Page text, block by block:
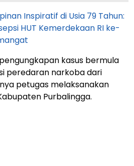
Inspiratif di Usia 79 Tahun:
HUT Kemerdekaan RI ke-
kasus bermula
peredaran narkoba dari
petugas melaksanakan
Purbalingga.